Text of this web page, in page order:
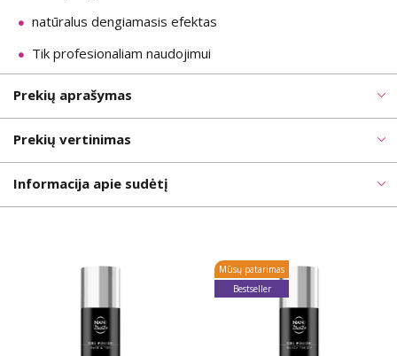
natūralus dengiamasis efektas
Tik profesionaliam naudojimui
Prekių aprašymas
Prekių vertinimas
Informacija apie sudėtį
Mūsų patarimas
Bestseller